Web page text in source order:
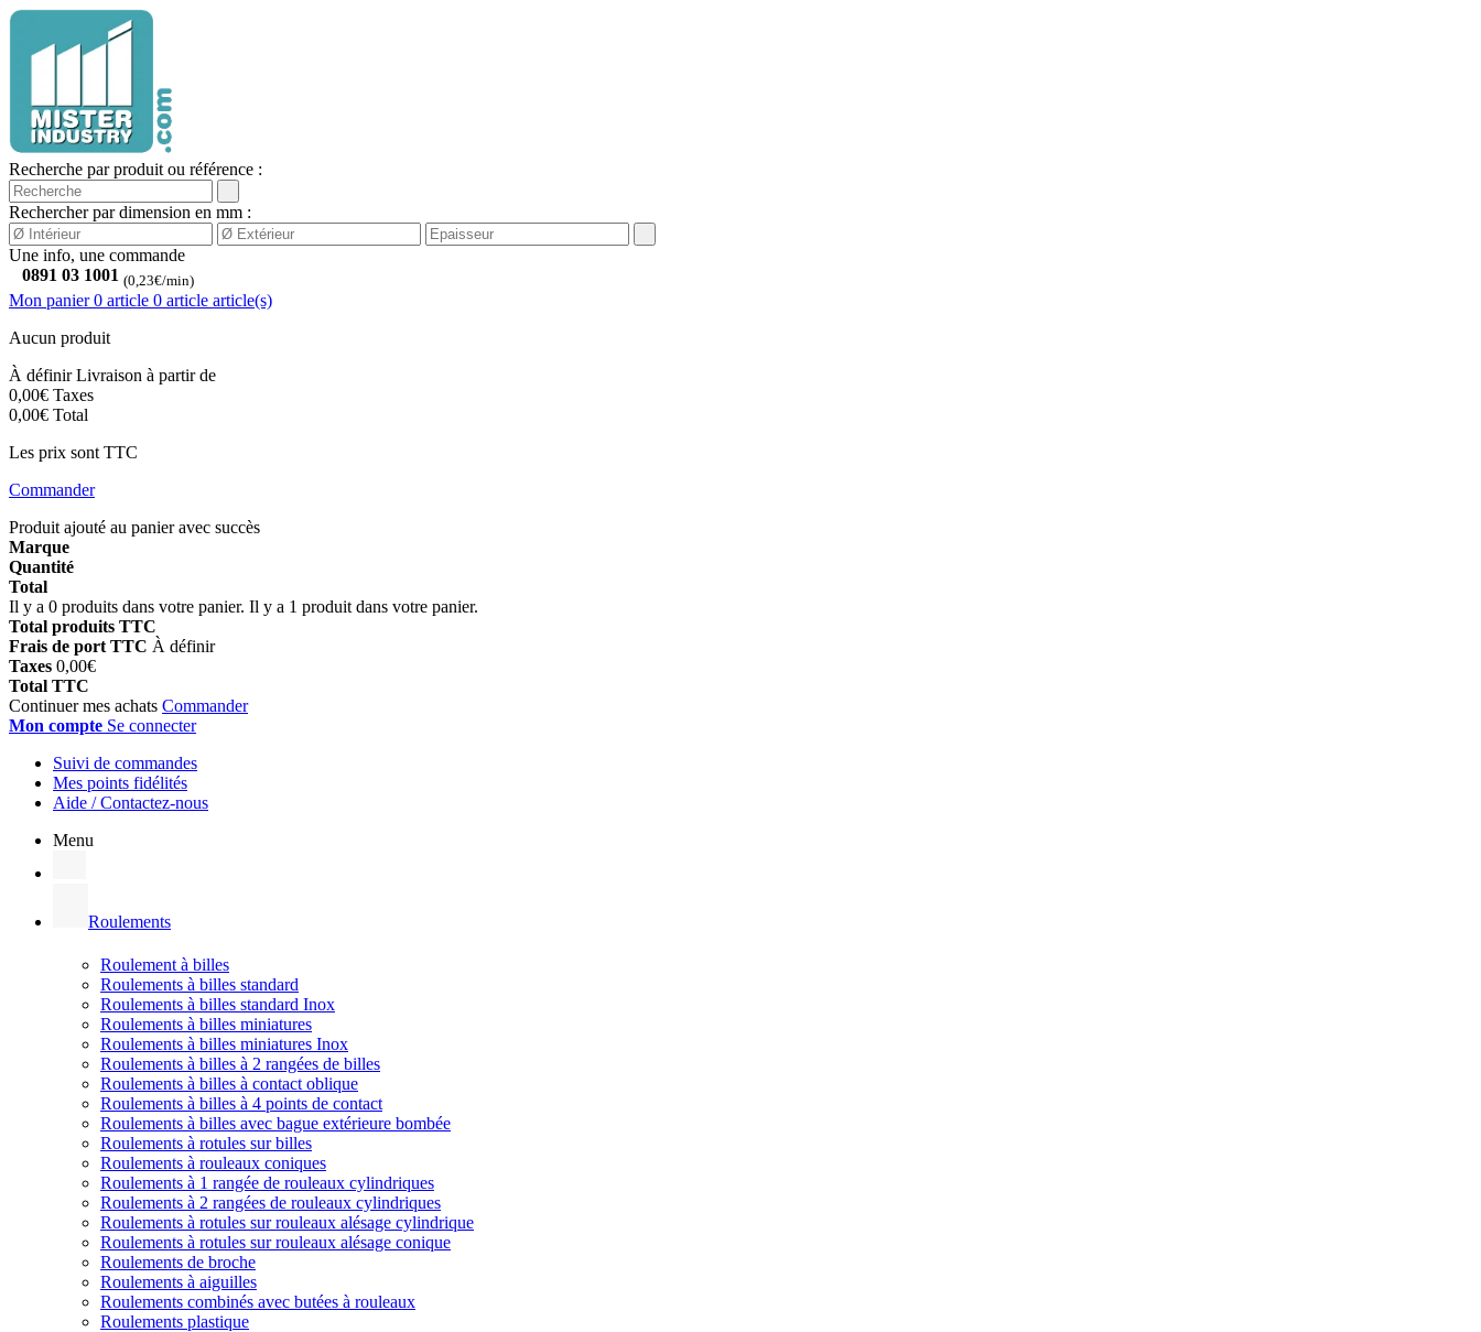
Recherche par produit ou référence :
Rechercher par dimension en mm :
Une info, une commande
0891 03 1001 (0,23€/min)
Mon panier 0 article 0 article article(s)
Aucun produit
À définirLivraison à partir de
0,00€ Taxes
0,00€ Total
Les prix sont TTC
Commander
Produit ajouté au panier avec succès
Marque
Quantité
Total
Il y a 0 produits dans votre panier. Il y a 1 produit dans votre panier.
Total produits TTC
Frais de port TTC À définir
Taxes 0,00€
Total TTC
Continuer mes achats Commander
Mon compte Se connecter
Suivi de commandes
Mes points fidélités
Aide / Contactez-nous
Menu
Roulements
Roulement à billes
Roulements à billes standard
Roulements à billes standard Inox
Roulements à billes miniatures
Roulements à billes miniatures Inox
Roulements à billes à 2 rangées de billes
Roulements à billes à contact oblique
Roulements à billes à 4 points de contact
Roulements à billes avec bague extérieure bombée
Roulements à rotules sur billes
Roulements à rouleaux coniques
Roulements à 1 rangée de rouleaux cylindriques
Roulements à 2 rangées de rouleaux cylindriques
Roulements à rotules sur rouleaux alésage cylindrique
Roulements à rotules sur rouleaux alésage conique
Roulements de broche
Roulements à aiguilles
Roulements combinés avec butées à rouleaux
Roulements plastique